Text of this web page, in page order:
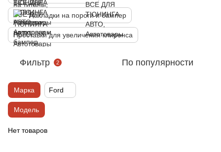
Накладки на пороги и бампер
Проставки для увеличения клиренса
Фильтр 2 По популярности
Марка Ford
Модель
Нет товаров